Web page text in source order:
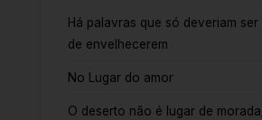
Há palavras que só deveriam
de envelhecerem
No Lugar do amor
O deserto não é lugar de